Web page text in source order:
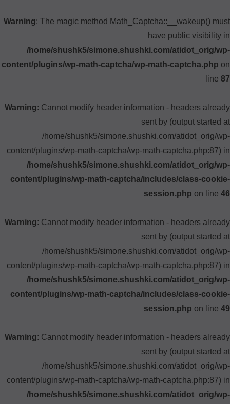
Warning: The magic method Math_Captcha::__wakeup() must
have public visibility in
/home/shushk5/simone.shushki.com/atidot_orig/wp-
content/plugins/wp-math-captcha/wp-math-captcha.php on
line 87
Warning: Cannot modify header information - headers already
sent by (output started at
/home/shushk5/simone.shushki.com/atidot_orig/wp-
content/plugins/wp-math-captcha/wp-math-captcha.php:87) in
/home/shushk5/simone.shushki.com/atidot_orig/wp-
content/plugins/wp-math-captcha/includes/class-cookie-
session.php on line 46
Warning: Cannot modify header information - headers already
sent by (output started at
/home/shushk5/simone.shushki.com/atidot_orig/wp-
content/plugins/wp-math-captcha/wp-math-captcha.php:87) in
/home/shushk5/simone.shushki.com/atidot_orig/wp-
content/plugins/wp-math-captcha/includes/class-cookie-
session.php on line 49
Warning: Cannot modify header information - headers already
sent by (output started at
/home/shushk5/simone.shushki.com/atidot_orig/wp-
content/plugins/wp-math-captcha/wp-math-captcha.php:87) in
/home/shushk5/simone.shushki.com/atidot_orig/wp-